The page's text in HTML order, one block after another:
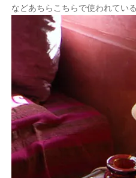
などあちらこちらで使われてい